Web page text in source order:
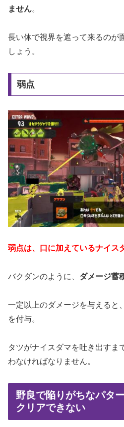
ません。
長い体で視界を遮って来るのが
しょう。
弱点
弱点は、口に加えているナイス
バクダンのように、 ダメージ蓄
一定以上のダメージを与えると
を付与。
タツがナイスダマを吐き出すま
わなければなりません。
野良で陥りがちなパタ
クリアできない